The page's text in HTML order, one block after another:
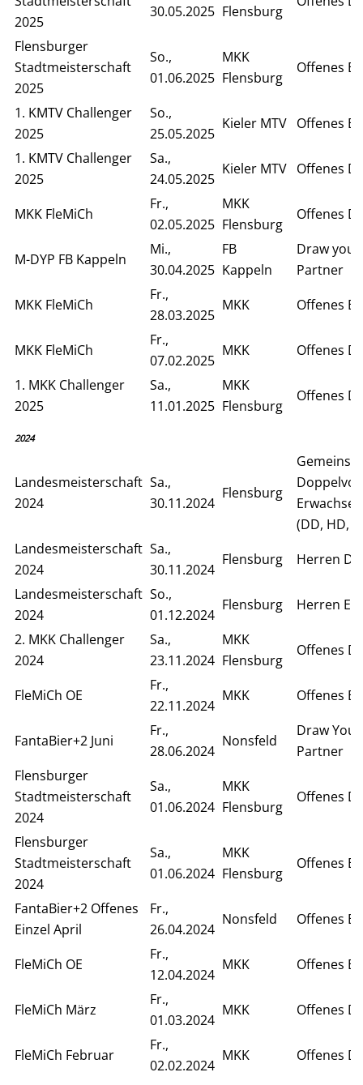
2025
30.05.2025 Flensburg
Flensburger
Stadtmeisterschaft
2025
So.,
01.06.2025
MKK
Flensburg
Offenes
1. KMTV Challenger
2025
So.,
25.05.2025
Kieler MTV Offenes
1. KMTV Challenger
2025
Sa.,
24.05.2025
Kieler MTV Offenes
MKK FleMiCh
Fr.,
02.05.2025
MKK
Flensburg
Offenes
M-DYP FB Kappeln
Mi.,
30.04.2025
FB
Kappeln
Draw your
Partner
MKK FleMiCh
Fr.,
28.03.2025
MKK Offenes
MKK FleMiCh
Fr.,
07.02.2025
MKK
Offenes
1. MKK Challenger
2025
Sa.,
11.01.2025
MKK
Flensburg
Offenes
2024
Landesmeisterschaft
2024
Sa.,
30.11.2024
Flensburg
(DD, HD,
Landesmeisterschaft
2024
Sa.,
30.11.2024
Flensburg
Herren
Landesmeisterschaft
2024
So.,
01.12.2024
Flensburg
Herren
2. MKK Challenger
2024
Sa.,
23.11.2024
MKK
Flensburg
Offenes
FleMiCh OE
Fr.,
22.11.2024
MKK Offenes
FantaBier+2 Juni
Fr.,
28.06.2024
Nonsfeld
Draw Your
Partner
Flensburger
Stadtmeisterschaft
2024
Sa.,
01.06.2024
MKK
Flensburg
Offenes
Flensburger
Stadtmeisterschaft
2024
Sa.,
01.06.2024
MKK
Flensburg
Offenes
FantaBier+2 Offenes
Einzel April
Fr.,
26.04.2024
Nonsfeld Offenes
FleMiCh OE
Fr.,
12.04.2024
MKK Offenes
FleMiCh März
Fr.,
01.03.2024
MKK Offenes
FleMiCh Februar
Fr.,
02.02.2024
MKK Offenes